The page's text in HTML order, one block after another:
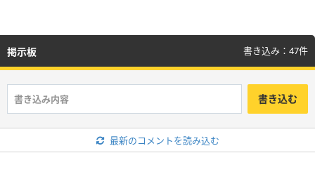
掲示板 書き込み：47件
書き込む
最新のコメントを読み込む